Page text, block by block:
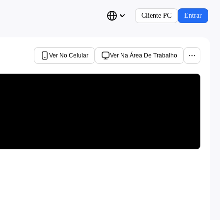
Cliente PC Entrar
Ver No Celular Ver Na Área De Trabalho